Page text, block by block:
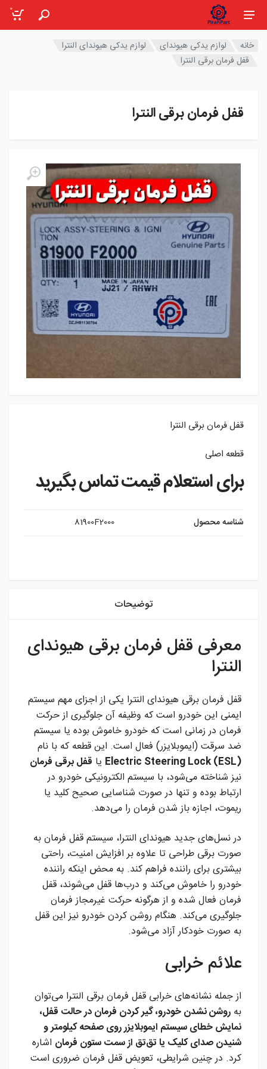
0
خانه لوازم یدکی هیوندای
لوازم یدکی هیوندای النترا
قفل فرمان برقی النترا
قفل فرمان برقی النترا
قفل فرمان برقی النترا
قطعه اصلی
برای استعلام قیمت تماس بگیرید
شناسه محصول 81900F2000
توضیحات
معرفی قفل فرمان برقی هیوندای
النترا
قفل فرمان برقی هیوندای النترا یکی از اجزای مهم سیستم
ایمنی این خودرو است که وظیفه آن جلوگیری از حرکت
فرمان در زمانی است که خودرو خاموش بوده یا سیستم
ضد سرقت (ایموبلایزر) فعال است. این قطعه که با نام
Electric Steering Lock (ESL) یا قفل برقی فرمان
نیز شناخته می‌شود، با سیستم الکترونیکی خودرو در
ارتباط بوده و تنها در صورت شناسایی صحیح کلید یا
ریموت، اجازه باز شدن فرمان را می‌دهد.
در نسل‌های جدید هیوندای النترا، سیستم قفل فرمان به
صورت برقی طراحی تا علاوه بر افزایش امنیت، راحتی
بیشتری برای راننده فراهم کند. به محض اینکه راننده
خودرو را خاموش می‌کند و درب‌ها قفل می‌شوند، قفل
فرمان فعال شده و از هرگونه حرکت غیرمجاز فرمان
جلوگیری می‌کند. هنگام روشن کردن خودرو نیز این قفل
به صورت خودکار آزاد می‌شود.
علائم خرابی
از جمله نشانه‌های خرابی قفل فرمان برقی النترا می‌توان
به روشن نشدن خودرو، گیر کردن فرمان در حالت قفل،
نمایش خطای سیستم ایموبلایزر روی صفحه کیلومتر و
شنیدن صدای کلیک یا تق‌تق از سمت ستون فرمان اشاره
کرد. در چنین شرایطی، تعویض قفل فرمان ضروری است